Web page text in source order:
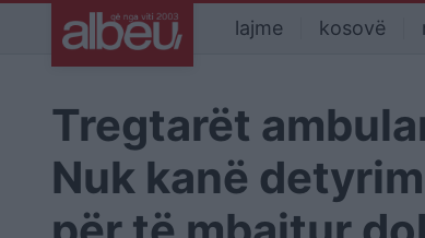
lajme kosovë
Tregtarët
Nuk kanë